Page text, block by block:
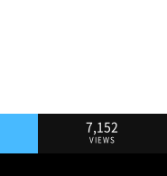
7,152
VIEWS